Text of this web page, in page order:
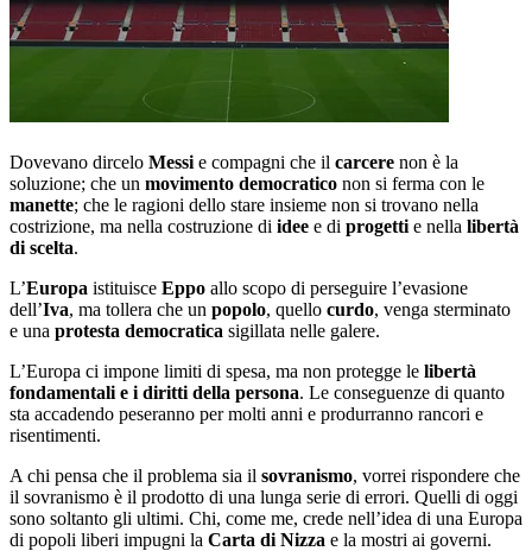
Dovevano dircelo Messi e compagni che il carcere non è la
soluzione; che un movimento democratico non si ferma con le
manette; che le ragioni dello stare insieme non si trovano nella
costrizione, ma nella costruzione di idee e di progetti e nella libertà
di scelta.
L’Europa istituisce Eppo allo scopo di perseguire l’evasione
dell’Iva, ma tollera che un popolo, quello curdo, venga sterminato
e una protesta democratica sigillata nelle galere.
L’Europa ci impone limiti di spesa, ma non protegge le libertà
fondamentali e i diritti della persona. Le conseguenze di quanto
sta accadendo peseranno per molti anni e produrranno rancori e
risentimenti.
A chi pensa che il problema sia il sovranismo, vorrei rispondere che
il sovranismo è il prodotto di una lunga serie di errori. Quelli di oggi
sono soltanto gli ultimi. Chi, come me, crede nell’idea di una Europa
di popoli liberi impugni la Carta di Nizza e la mostri ai governi.